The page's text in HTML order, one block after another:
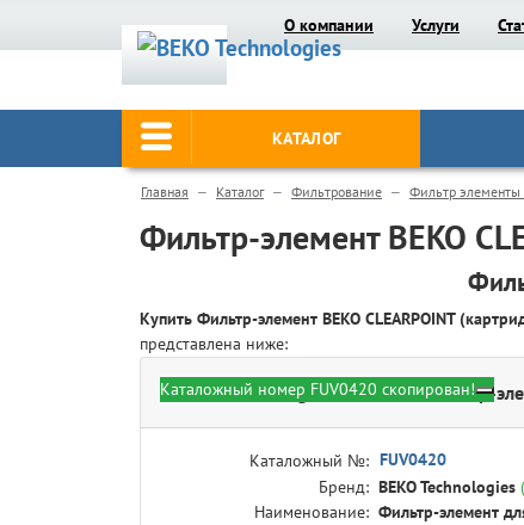
О компании Услуги
КАТАЛОГ
Главная Каталог Фильтрование Фильтр элементы
Фильтр-элемент BEKO
Купить Фильтр-элемент BEKO CLEARPOINT
представлена ниже:
BEKO Technologies FUV0420 - Фильтр-
Каталожный №: FUV0420
Бренд: BEKO Technologies
Наименование: Фильтр-элемент
Каталожный номер FUV0420 скопирован!